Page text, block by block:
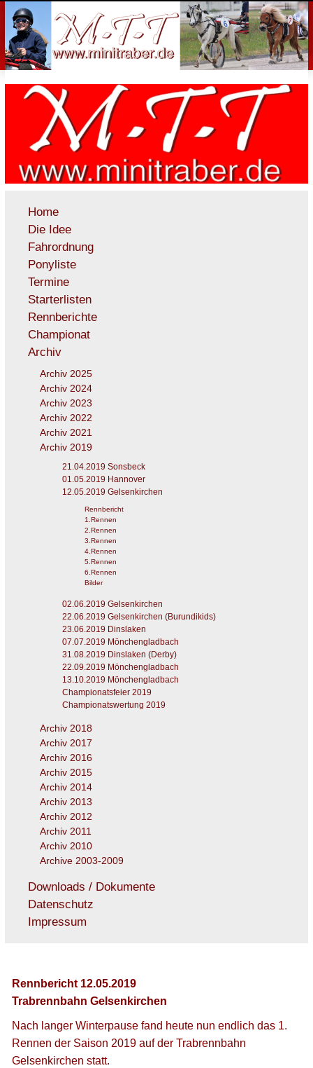
Home
Die Idee
Fahrordnung
Ponyliste
Termine
Starterlisten
Rennberichte
Championat
Archiv
Archiv 2025
Archiv 2024
Archiv 2023
Archiv 2022
Archiv 2021
Archiv 2019
21.04.2019 Sonsbeck
01.05.2019 Hannover
12.05.2019 Gelsenkirchen
Rennbericht
1.Rennen
2.Rennen
3.Rennen
4.Rennen
5.Rennen
6.Rennen
Bilder
02.06.2019 Gelsenkirchen
22.06.2019 Gelsenkirchen (Burundikids)
23.06.2019 Dinslaken
07.07.2019 Mönchengladbach
31.08.2019 Dinslaken (Derby)
22.09.2019 Mönchengladbach
13.10.2019 Mönchengladbach
Championatsfeier 2019
Championatswertung 2019
Archiv 2018
Archiv 2017
Archiv 2016
Archiv 2015
Archiv 2014
Archiv 2013
Archiv 2012
Archiv 2011
Archiv 2010
Archive 2003-2009
Downloads / Dokumente
Datenschutz
Impressum
Rennbericht 12.05.2019
Trabrennbahn Gelsenkirchen
Nach langer Winterpause fand heute nun endlich das 1.
Rennen der Saison 2019 auf der Trabrennbahn
Gelsenkirchen statt.